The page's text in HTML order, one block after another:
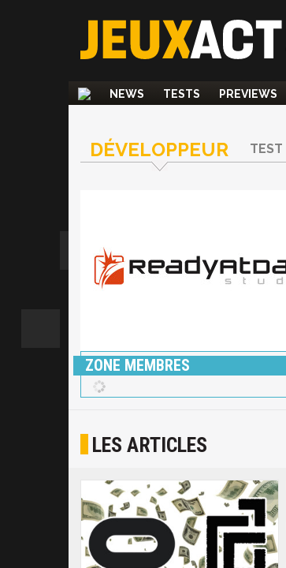
NEWS TESTS PREVIEWS
DÉVELOPPEUR TEST
ZONE MEMBRES
LES ARTICLES